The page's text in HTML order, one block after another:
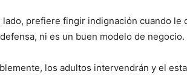
lado, prefiere fingir indignación cuando le
ni es un buen modelo de negocio.
los adultos intervendrán y el